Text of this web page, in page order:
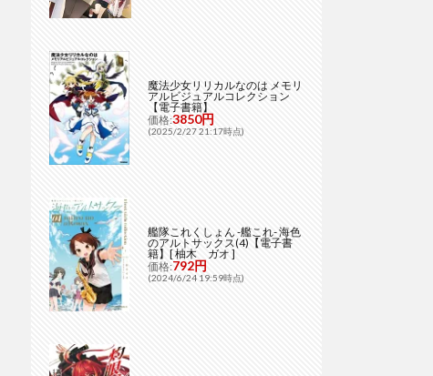
魔法少女リリカルなのは メモリ
アルビジュアルコレクション
【電子書籍】
価格:3850円
(2025/2/27 21:17時点)
艦隊これくしょん -艦これ- 海色
のアルトサックス(4)【電子書
籍】[ 柚木 ガオ ]
価格:792円
(2024/6/24 19:59時点)